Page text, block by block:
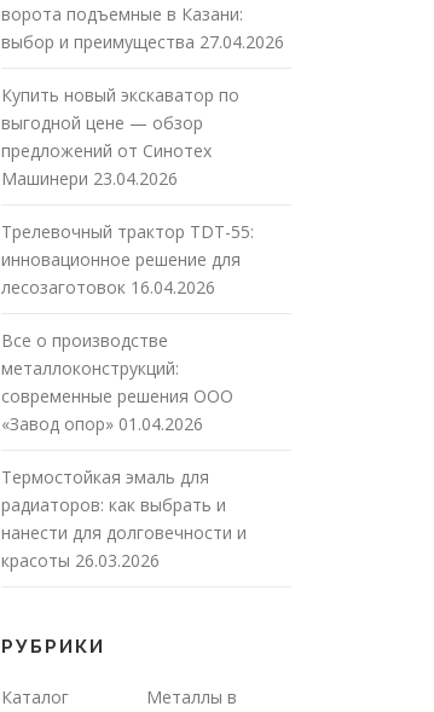
ворота подъемные в Казани:
выбор и преимущества 27.04.2026
Купить новый экскаватор по
выгодной цене — обзор
предложений от Синотех
Машинери 23.04.2026
Трелевочный трактор TDT-55:
инновационное решение для
лесозаготовок 16.04.2026
Все о производстве
металлоконструкций:
современные решения ООО
«Завод опор» 01.04.2026
Термостойкая эмаль для
радиаторов: как выбрать и
нанести для долговечности и
красоты 26.03.2026
РУБРИКИ
Каталог
Металлы в